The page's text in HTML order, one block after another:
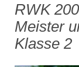
RWK
Meister
Klasse 2